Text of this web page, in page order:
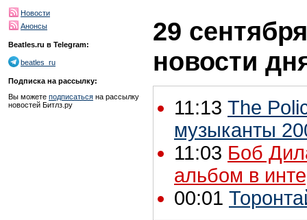
Новости
Анонсы
Beatles.ru в Telegram:
beatles_ru
Подписка на рассылку:
Вы можете подписаться на рассылку
новостей Битлз.ру
29
новости
11:13 The
музыканты
11:03 Боб
альбом в
00:01